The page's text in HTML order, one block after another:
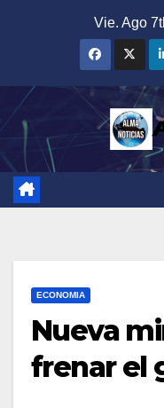
Vie. Ago
ECONOMIA
Nueva
frenar el